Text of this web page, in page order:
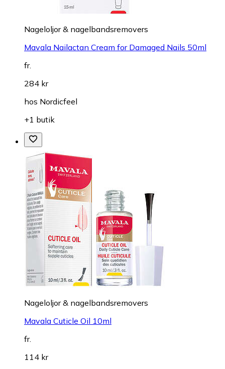
Nageloljor & nagelbandsremovers
Mavala Nailactan Cream for Damaged Nails 50ml
fr.
284 kr
hos Nordicfeel
+1 butik
Nageloljor & nagelbandsremovers
Mavala Cuticle Oil 10ml
fr.
114 kr